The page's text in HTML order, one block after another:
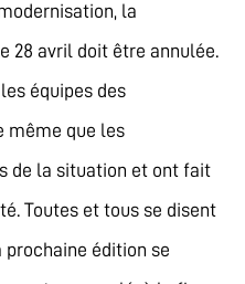
la
28 avril doit être annulée.
équipes des
même que les
de la situation et ont fait
Toutes et tous se disent
prochaine édition se